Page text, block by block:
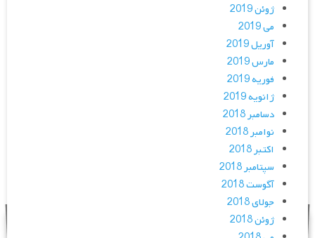
ژوئن 2019
می 2019
آوریل 2019
مارس 2019
فوریه 2019
ژانویه 2019
دسامبر 2018
نوامبر 2018
اکتبر 2018
سپتامبر 2018
آگوست 2018
جولای 2018
ژوئن 2018